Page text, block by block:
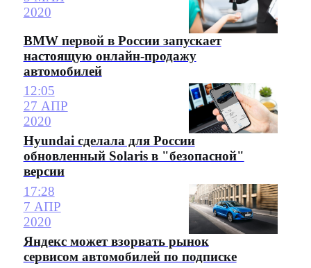
2020
BMW первой в России запускает
настоящую онлайн-продажу
автомобилей
12:05
27 АПР
2020
Hyundai сделала для России
обновленный Solaris в "безопасной"
версии
17:28
7 АПР
2020
Яндекс может взорвать рынок
сервисом автомобилей по подписке